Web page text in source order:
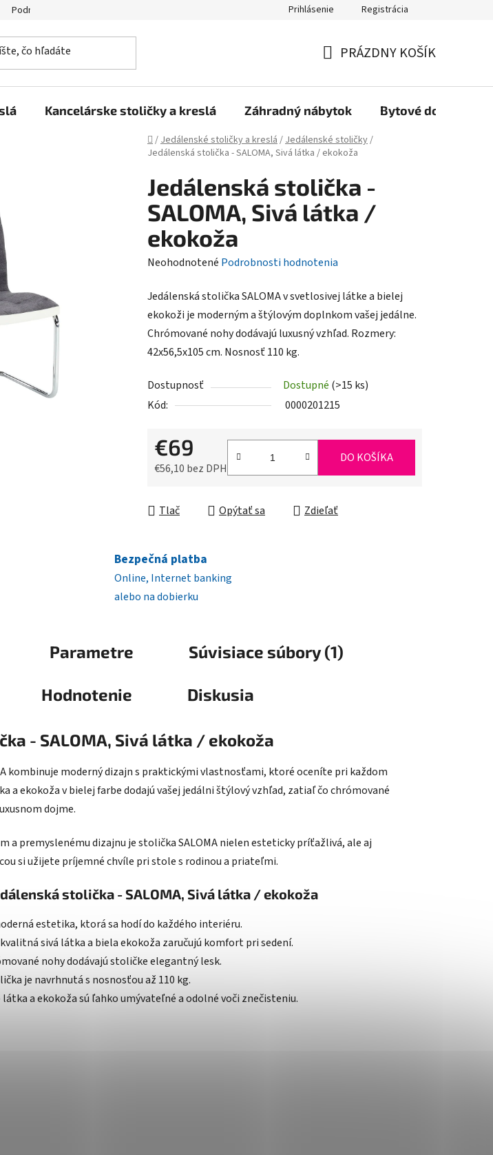
Podmienky ochrany osobných údajov Reklamačný poriadok, Záručné podmienky Reklamačný formulár
Prihlásenie Registrácia
KOŠÍK
PRÁZDNY KOŠÍK
Kancelárske stoličky a kreslá Záhradný nábytok Bytové doplnky
Domov
/Jedálenské stoličky a kreslá/Jedálenské stoličky/
Jedálenská stolička - SALOMA, Sivá látka / ekokoža
Jedálenská stolička -
SALOMA, Sivá látka /
ekokoža
Priemerné
produktu
je
0,0
z
hviezdičiek.
Neohodnotené Podrobnosti hodnotenia
Jedálenská stolička SALOMA v svetlosivej látke a bielej
ekokoži je moderným a štýlovým doplnkom vašej jedálne.
Chrómované nohy dodávajú luxusný vzhľad. Rozmery:
42x56,5x105 cm. Nosnosť 110 kg.
Dostupnosť Dostupné (>15 ks)
Kód:
0000201215
€69
€56,10 bez DPH
DO KOŠÍKA
Tlač Opýtať sa Zdieľať
Bezpečná platba
Online, Internet banking
alebo na dobierku
Parametre Súvisiace súbory (1)
Hodnotenie Diskusia
- SALOMA, Sivá látka / ekokoža
kombinuje moderný dizajn s praktickými vlastnosťami, ktoré oceníte pri každom
a ekokoža v bielej farbe dodajú vašej jedálni štýlový vzhľad, zatiaľ čo chrómované
dojme.
a premyslenému dizajnu je stolička SALOMA nielen esteticky príťažlivá, ale aj
si užijete príjemné chvíle pri stole s rodinou a priateľmi.
stolička - SALOMA, Sivá látka / ekokoža
estetika, ktorá sa hodí do každého interiéru.
sivá látka a biela ekokoža zaručujú komfort pri sedení.
nohy dodávajú stoličke elegantný lesk.
je navrhnutá s nosnosťou až 110 kg.
látka a ekokoža sú ľahko umývateľné a odolné voči znečisteniu.